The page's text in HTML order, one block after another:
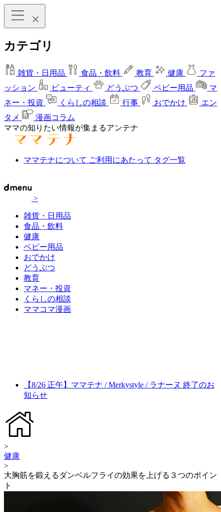
カテゴリ
雑貨・日用品 食品・飲料 教育 健康
ファ
ッション
ビューティ どうぶつ ベビー用品
マ
ネー・投資
くらしの相談 行事 おでかけ
エン
タメ
漫画コラム
ママの知りたい情報が集まるアンテナ
ママテナについて ご利用にあたって タグ一覧
>
雑貨・日用品
食品・飲料
健康
ベビー用品
おでかけ
どうぶつ
教育
マネー・投資
くらしの相談
ママコマ漫画
【8/26 正午】ママテナ / Merkystyle / ラナーヌ 終了のお
知らせ
>
健康
>
大胸筋を鍛えるダンベルフライの効果を上げる３つのポイン
ト